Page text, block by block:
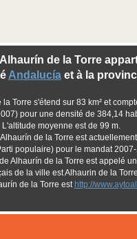
de la Torre
Andalucíaet à la
Torre s'étend sur 83 km² et
pour une densité de 384,14
L'altitude moyenne est de 99 m.
de la Torre est
populaire) pour le mandat
Alhaurín de la Torre est appelé
de la ville est Alhaurin de la
de la Torre est http://